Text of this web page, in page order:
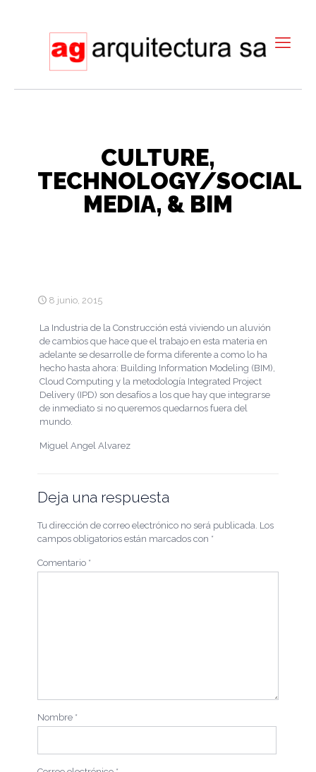
CULTURE,
TECHNOLOGY/SOCIAL
MEDIA, & BIM
8 junio, 2015
La Industria de la Construcción está viviendo un aluvión
de cambios que hace que el trabajo en esta materia en
adelante se desarrolle de forma diferente a como lo ha
hecho hasta ahora: Building Information Modeling (BIM),
Cloud Computing y la metodología Integrated Project
Delivery (IPD) son desafíos a los que hay que integrarse
de inmediato si no queremos quedarnos fuera del
mundo.
Miguel Angel Alvarez
Deja una respuesta
Tu dirección de correo electrónico no será publicada. Los
campos obligatorios están marcados con *
Comentario *
Nombre *